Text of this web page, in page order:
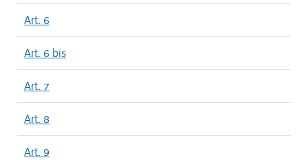
Art. 6
Art. 6 bis
Art. 7
Art. 8
Art. 9